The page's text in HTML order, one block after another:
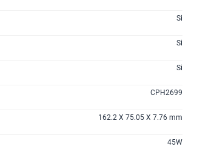
Si
Si
Si
CPH2699
162.2 X 75.05 X 7.76 mm
45W